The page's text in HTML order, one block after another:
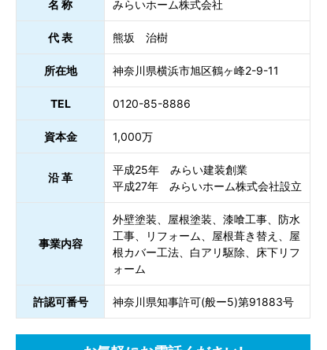
名 称 みらいホーム株式会社
代 表 熊坂 治樹
所在地 神奈川県横浜市旭区鶴ヶ峰2-9-11
TEL 0120-85-8886
資本金 1,000万
沿 革
平成25年 みらい建装創業
平成27年 みらいホーム株式会社設立
事業内容
外壁塗装、屋根塗装、漆喰工事、防水
工事、リフォーム、屋根葺き替え、屋
根カバー工法、白アリ駆除、床下リフ
ォーム
許認可番号 神奈川県知事許可(般ー5)第91883号